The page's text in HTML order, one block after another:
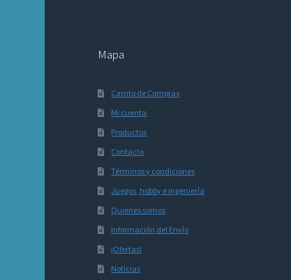
Mapa
Carrito de Compras
Mi cuenta
Productos
Contacto
Términos y condiciones
Juegos, hobby e ingeniería
Quienes somos
Información del Envío
¡Ofertas!
Noticias